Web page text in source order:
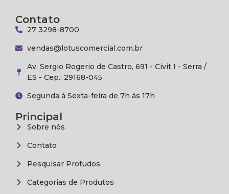
Contato
27 3298-8700
vendas@lotuscomercial.com.br
Av. Sergio Rogerio de Castro, 691 - Civit I - Serra /
ES - Cep.: 29168-045
Segunda à Sexta-feira de 7h às 17h
Principal
Sobre nós
Contato
Pesquisar Protudos
Categorias de Produtos